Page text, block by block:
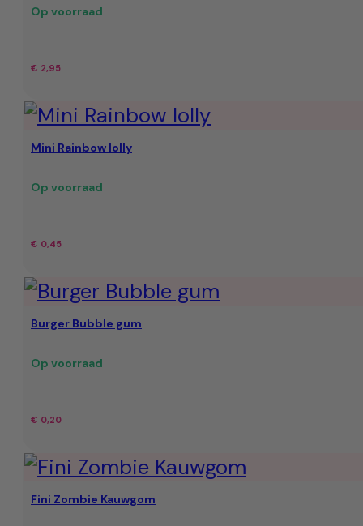
Op voorraad
€ 2,95
Mini Rainbow lolly
Op voorraad
€ 0,45
Burger Bubble gum
Op voorraad
€ 0,20
Fini Zombie Kauwgom